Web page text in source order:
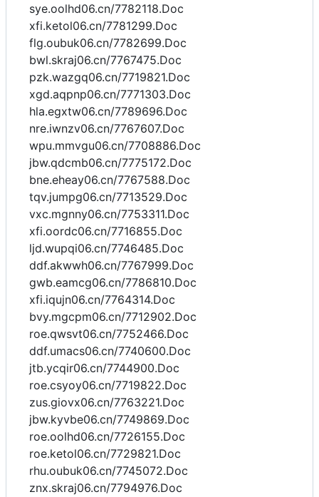
sye.oolhd06.cn/7782118.Doc
xfi.ketol06.cn/7781299.Doc
flg.oubuk06.cn/7782699.Doc
bwl.skraj06.cn/7767475.Doc
pzk.wazgq06.cn/7719821.Doc
xgd.aqpnp06.cn/7771303.Doc
hla.egxtw06.cn/7789696.Doc
nre.iwnzv06.cn/7767607.Doc
wpu.mmvgu06.cn/7708886.Doc
jbw.qdcmb06.cn/7775172.Doc
bne.eheay06.cn/7767588.Doc
tqv.jumpg06.cn/7713529.Doc
vxc.mgnny06.cn/7753311.Doc
xfi.oordc06.cn/7716855.Doc
ljd.wupqi06.cn/7746485.Doc
ddf.akwwh06.cn/7767999.Doc
gwb.eamcg06.cn/7786810.Doc
xfi.iqujn06.cn/7764314.Doc
bvy.mgcpm06.cn/7712902.Doc
roe.qwsvt06.cn/7752466.Doc
ddf.umacs06.cn/7740600.Doc
jtb.ycqir06.cn/7744900.Doc
roe.csyoy06.cn/7719822.Doc
zus.giovx06.cn/7763221.Doc
jbw.kyvbe06.cn/7749869.Doc
roe.oolhd06.cn/7726155.Doc
roe.ketol06.cn/7729821.Doc
rhu.oubuk06.cn/7745072.Doc
znx.skraj06.cn/7794976.Doc